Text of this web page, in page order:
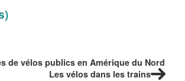
de vélos publics en Amérique du Nord
Les vélos dans les trains